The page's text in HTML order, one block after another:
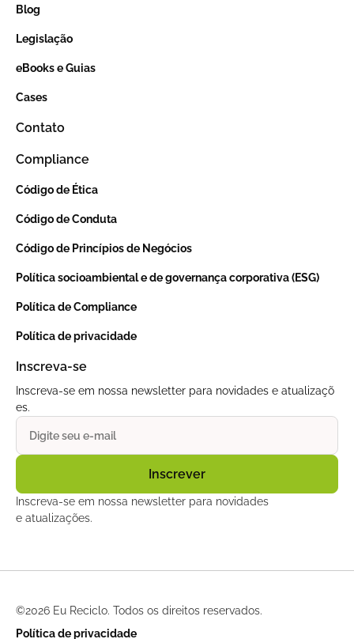
Blog
Legislação
eBooks e Guias
Cases
Contato
Compliance
Código de Ética
Código de Conduta
Código de Princípios de Negócios
Política socioambiental e de governança corporativa (ESG)
Política de Compliance
Política de privacidade
Inscreva-se
Inscreva-se em nossa newsletter para novidades e atualizaçõ
es.
Inscreva-se em nossa newsletter para novidades
e atualizações.
©2026 Eu Reciclo. Todos os direitos reservados.
Política de privacidade